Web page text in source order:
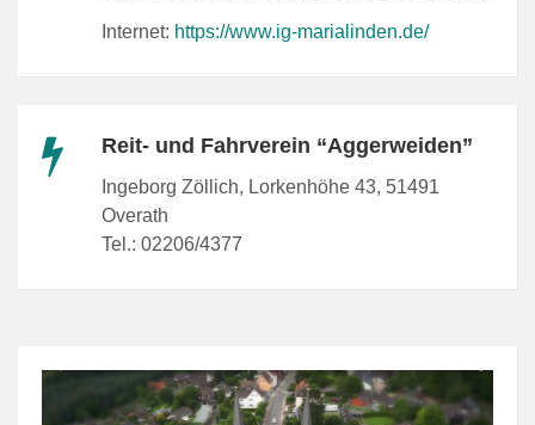
Internet: https://www.ig-marialinden.de/
Reit- und Fahrverein “Aggerweiden”
Ingeborg Zöllich, Lorkenhöhe 43, 51491
Overath
Tel.: 02206/4377